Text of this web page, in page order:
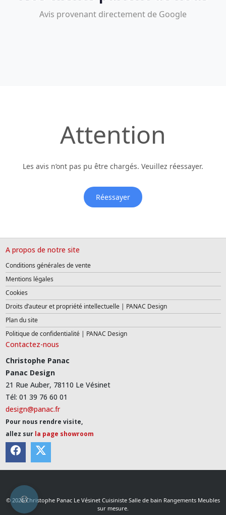
Avis provenant directement de Google
Attention
Les avis n’ont pas pu être chargés. Veuillez réessayer.
Réessayer
A propos de notre site
Conditions générales de vente
Mentions légales
Cookies
Droits d’auteur et propriété intellectuelle | PANAC Design
Plan du site
Politique de confidentialité | PANAC Design
Contactez-nous
Christophe Panac
Panac Design
21 Rue Auber, 78110 Le Vésinet
Tél: 01 39 76 60 01
design@panac.fr
Pour nous rendre visite,
allez sur la page showroom
© 2026 Christophe Panac Le Vésinet Cuisiniste Salle de bain Rangements Meubles
sur mesure.